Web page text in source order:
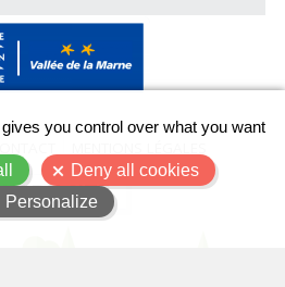
DU SITE
you control over what you want
Deny all cookies
Personalize